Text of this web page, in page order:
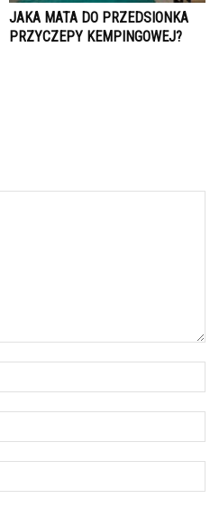
JAKA MATA DO PRZEDSIONKA
PRZYCZEPY KEMPINGOWEJ?